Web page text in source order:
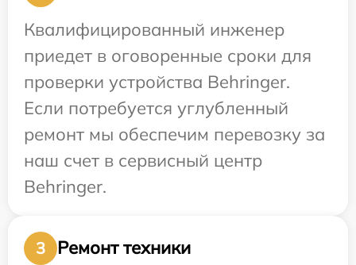
Квалифицированный инженер
приедет в оговоренные сроки для
проверки устройства Behringer.
Если потребуется углубленный
ремонт мы обеспечим перевозку за
наш счет в сервисный центр
Behringer.
3
Ремонт техники